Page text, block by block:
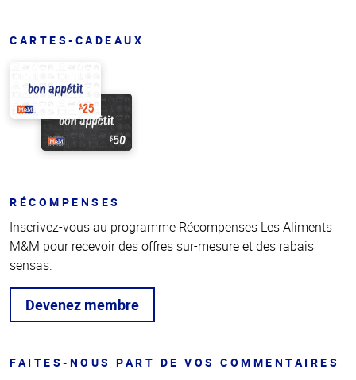
CARTES-CADEAUX
RÉCOMPENSES
Inscrivez-vous au programme Récompenses Les Aliments
M&M pour recevoir des offres sur-mesure et des rabais
sensas.
Devenez membre
FAITES-NOUS PART DE VOS COMMENTAIRES